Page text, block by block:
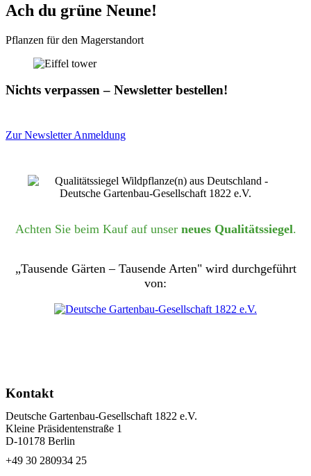
Ach du grüne Neune!
Pflanzen für den Magerstandort
Nichts verpassen – Newsletter bestellen!
Zur Newsletter Anmeldung
Achten Sie beim Kauf auf unser neues Qualitätssiegel.
„Tausende Gärten – Tausende Arten" wird durchgeführt
von:
Kontakt
Deutsche Gartenbau-Gesellschaft 1822 e.V.
Kleine Präsidentenstraße 1
D-10178 Berlin
+49 30 280934 25